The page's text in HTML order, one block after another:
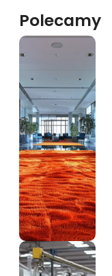
Polecamy